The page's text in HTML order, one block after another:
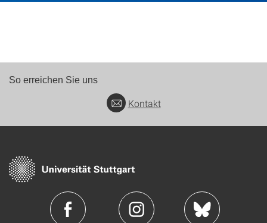
So erreichen Sie uns
Kontakt